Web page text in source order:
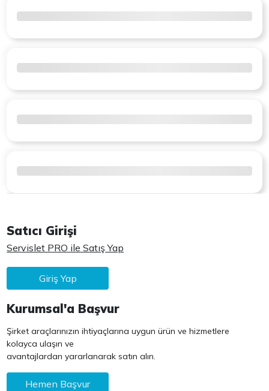
Satıcı Girişi
Servislet PRO ile Satış Yap
Giriş Yap
Kurumsal'a Başvur
Şirket araçlarınızın ihtiyaçlarına uygun ürün ve hizmetlere
kolayca ulaşın ve
avantajlardan yararlanarak satın alın.
Hemen Başvur